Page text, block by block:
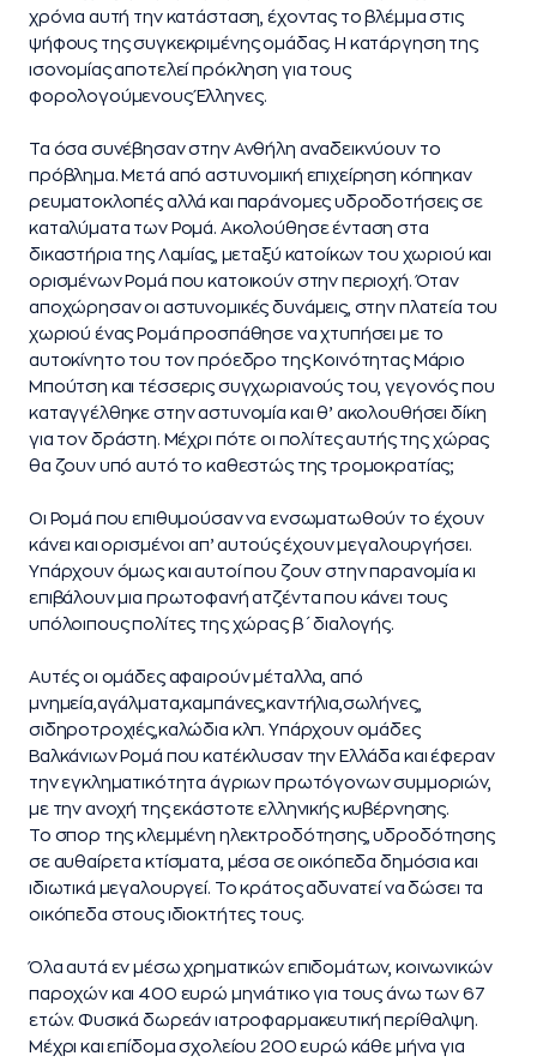
χρόνια αυτή την κατάσταση, έχοντας το βλέμμα στις
ψήφους της συγκεκριμένης ομάδας. Η κατάργηση της
ισονομίας αποτελεί πρόκληση για τους
φορολογούμενους Έλληνες.
Τα όσα συνέβησαν στην Ανθήλη αναδεικνύουν το
πρόβλημα. Μετά από αστυνομική επιχείρηση κόπηκαν
ρευματοκλοπές αλλά και παράνομες υδροδοτήσεις σε
καταλύματα των Ρομά. Ακολούθησε ένταση στα
δικαστήρια της Λαμίας, μεταξύ κατοίκων του χωριού και
ορισμένων Ρομά που κατοικούν στην περιοχή. Όταν
αποχώρησαν οι αστυνομικές δυνάμεις, στην πλατεία του
χωριού ένας Ρομά προσπάθησε να χτυπήσει με το
αυτοκίνητο του τον πρόεδρο της Κοινότητας Μάριο
Μπούτση και τέσσερις συγχωριανούς του, γεγονός που
καταγγέλθηκε στην αστυνομία και θ’ ακολουθήσει δίκη
για τον δράστη. Μέχρι πότε οι πολίτες αυτής της χώρας
θα ζουν υπό αυτό το καθεστώς της τρομοκρατίας;
Οι Ρομά που επιθυμούσαν να ενσωματωθούν το έχουν
κάνει και ορισμένοι απ’ αυτούς έχουν μεγαλουργήσει.
Υπάρχουν όμως και αυτοί που ζουν στην παρανομία κι
επιβάλουν μια πρωτοφανή ατζέντα που κάνει τους
υπόλοιπους πολίτες της χώρας β΄ διαλογής.
Αυτές οι ομάδες αφαιρούν μέταλλα, από
μνημεία,αγάλματα,καμπάνες,καντήλια,σωλήνες,
σιδηροτροχιές,καλώδια κλπ. Υπάρχουν ομάδες
Βαλκάνιων Ρομά που κατέκλυσαν την Ελλάδα και έφεραν
την εγκληματικότητα άγριων πρωτόγονων συμμοριών,
με την ανοχή της εκάστοτε ελληνικής κυβέρνησης.
Το σπορ της κλεμμένη ηλεκτροδότησης, υδροδότησης
σε αυθαίρετα κτίσματα, μέσα σε οικόπεδα δημόσια και
ιδιωτικά μεγαλουργεί. Το κράτος αδυνατεί να δώσει τα
οικόπεδα στους ιδιοκτήτες τους.
Όλα αυτά εν μέσω χρηματικών επιδομάτων, κοινωνικών
παροχών και 400 ευρώ μηνιάτικο για τους άνω των 67
ετών. Φυσικά δωρεάν ιατροφαρμακευτική περίθαλψη.
Μέχρι και επίδομα σχολείου 200 ευρώ κάθε μήνα για